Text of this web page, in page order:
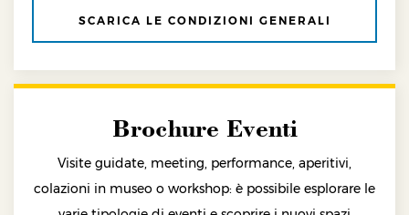
SCARICA LE CONDIZIONI GENERALI
Brochure Eventi
Visite guidate, meeting, performance, aperitivi,
colazioni in museo o workshop: è possibile esplorare le